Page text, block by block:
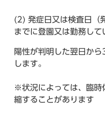
(2) 発症日又は検査日（
までに登園又は勤務して
陽性が判明した翌日か
します。
※状況によっては、臨時
縮することがあります